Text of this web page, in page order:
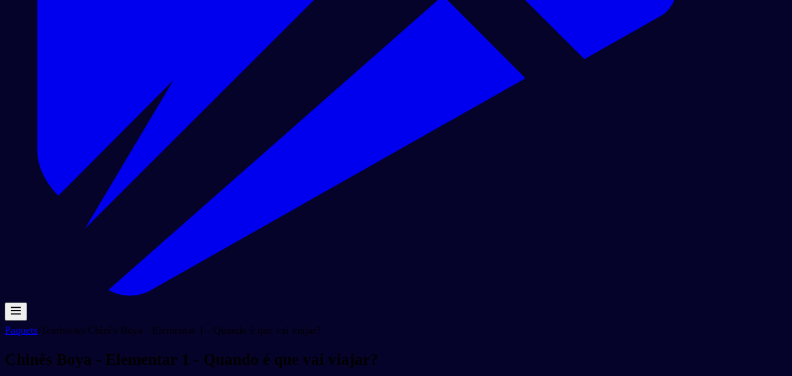
Paquets/Textbooks/Chinês Boya - Elementar 1 - Quando é que vai viajar?
Chinês Boya - Elementar 1 - Quando é que vai viajar?